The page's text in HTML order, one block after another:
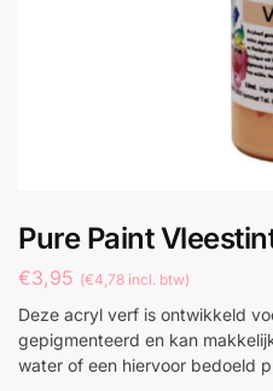
Pure Paint
€3,95 (€4,78 incl. btw)
Deze acryl verf is ontwikkeld
gepigmenteerd en kan
water of een hiervoor bedoeld